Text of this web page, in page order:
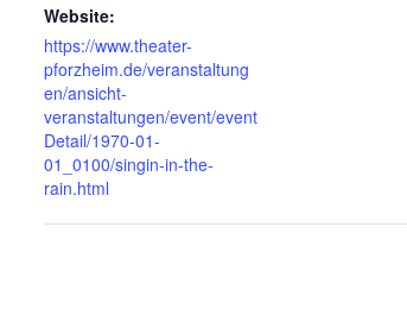
Website:
https://www.theater-
pforzheim.de/veranstaltung
en/ansicht-
veranstaltungen/event/event
Detail/1970-01-
01_0100/singin-in-the-
rain.html